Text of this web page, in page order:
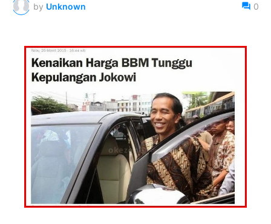
by Unknown 0